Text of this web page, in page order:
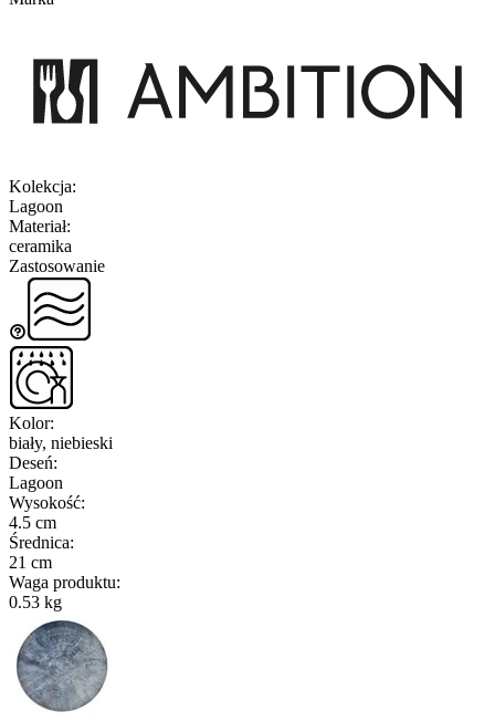
Kolekcja:
Lagoon
Materiał:
ceramika
Zastosowanie
Kolor:
biały, niebieski
Deseń:
Lagoon
Wysokość:
4.5 cm
Średnica:
21 cm
Waga produktu:
0.53 kg